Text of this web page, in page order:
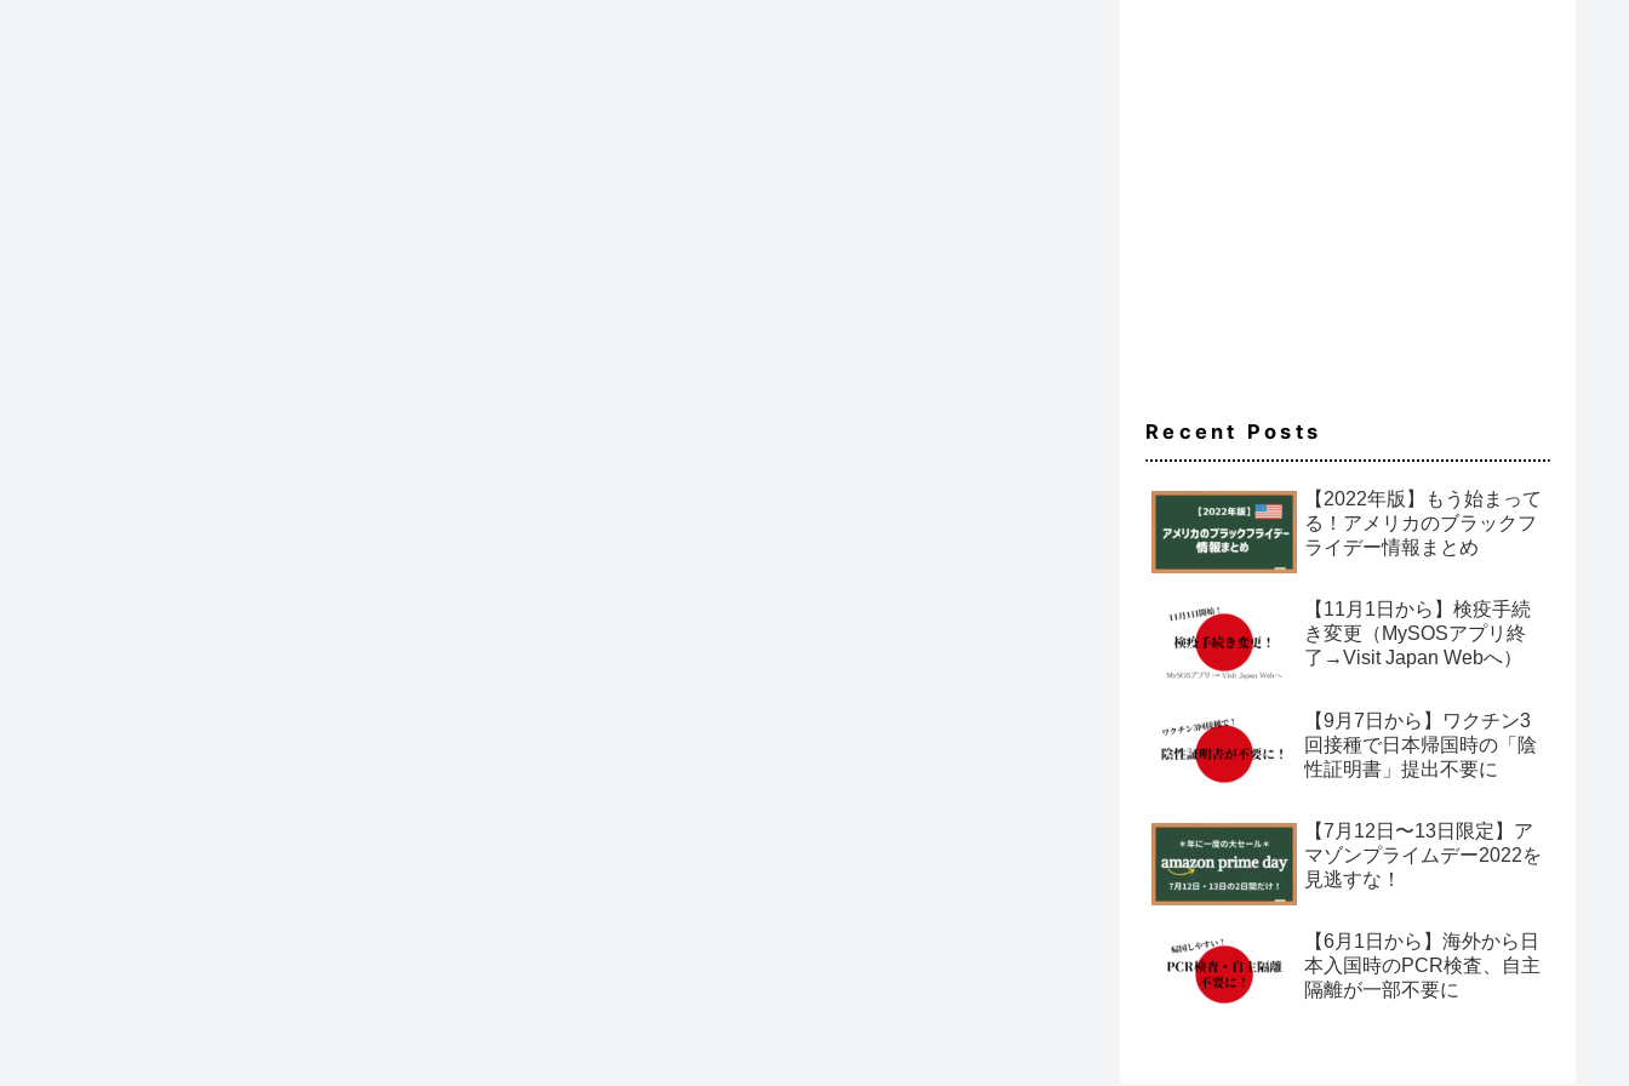
Recent Posts
【2022年版】もう始まって
る！アメリカのブラックフ
ライデー情報まとめ
【11月1日から】検疫手続
き変更（MySOSアプリ終
了→Visit Japan Webへ）
【9月7日から】ワクチン3
回接種で日本帰国時の「陰
性証明書」提出不要に
【7月12日〜13日限定】ア
マゾンプライムデー2022を
見逃すな！
【6月1日から】海外から日
本入国時のPCR検査、自主
隔離が一部不要に